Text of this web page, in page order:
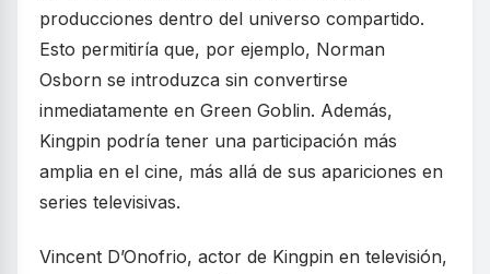
producciones dentro del universo compartido.
Esto permitiría que, por ejemplo, Norman
Osborn se introduzca sin convertirse
inmediatamente en Green Goblin. Además,
Kingpin podría tener una participación más
amplia en el cine, más allá de sus apariciones en
series televisivas.
Vincent D’Onofrio, actor de Kingpin en televisión,